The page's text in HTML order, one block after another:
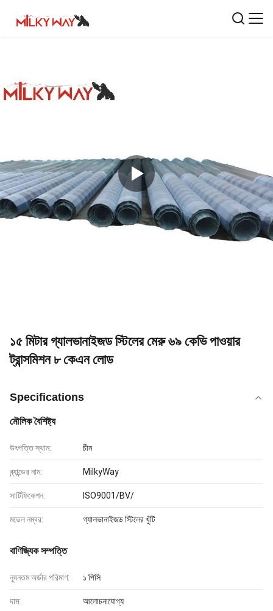
১৫ মিটার গ্যালভানাইজড স্টিলের মেরু ৬৯ কেভি পাওয়ার
ট্রান্সমিশন ৮ কেএন লোড
Specifications
মৌলিক বৈশিষ্ট্য
উৎপত্তি স্থান: চীন
ব্র্যান্ডের নাম: MilkyWay
সার্টিফিকেশন: ISO9001/BV/
মডেল নম্বর: গ্যালভানাইজড স্টিলের খুঁটি
বাণিজ্যিক সম্পত্তি
ন্যূনতম অর্ডার পরিমাণ: ১ পিসি
দাম: আলোচনাযোগ্য